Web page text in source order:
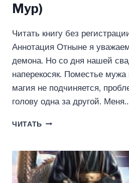
Мур)
Читать книгу без
Аннотация Отныне я
демона. Но со дня нашей
наперекосяк. Поместье мужа
магия не подчиняется,
голову одна за другой.
ЧИТАТЬ ЖЕНА
(АНИТА
МУР)